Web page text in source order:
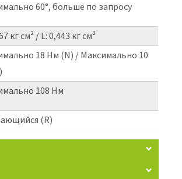
60°, больше по запросу
кг см² / L: 0,443 кг см²
18 Нм (N) / Максимально 10
108 Нм
(R)